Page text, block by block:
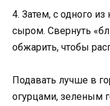
4. Затем, с одного
сыром. Свернуть
обжарить, чтобы
Подавать лучше в
огурцами, зеленым